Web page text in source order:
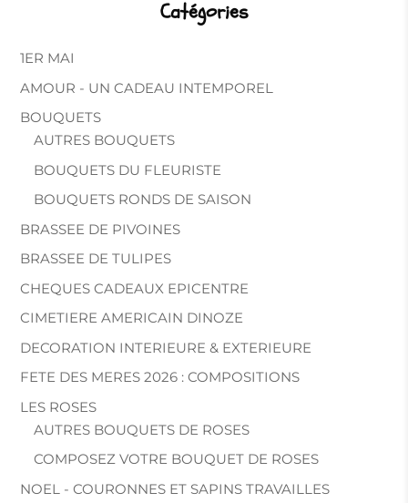
Catégories
1ER MAI
AMOUR - UN CADEAU INTEMPOREL
BOUQUETS
AUTRES BOUQUETS
BOUQUETS DU FLEURISTE
BOUQUETS RONDS DE SAISON
BRASSEE DE PIVOINES
BRASSEE DE TULIPES
CHEQUES CADEAUX EPICENTRE
CIMETIERE AMERICAIN DINOZE
DECORATION INTERIEURE & EXTERIEURE
FETE DES MERES 2026 : COMPOSITIONS
LES ROSES
AUTRES BOUQUETS DE ROSES
COMPOSEZ VOTRE BOUQUET DE ROSES
NOEL - COURONNES ET SAPINS TRAVAILLES